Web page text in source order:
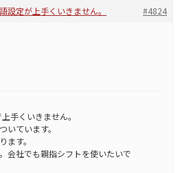
設定が上手くいきません。 #4824
手くいきません。
いています。
ます。
会社でも親指シフトを使いたいで